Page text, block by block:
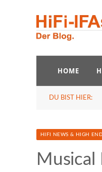
HOME
DU BIST HIER:
HIFI NEWS & HIGH